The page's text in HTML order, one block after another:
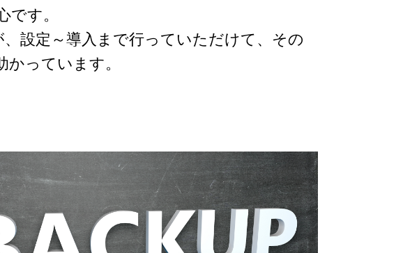
す。
設定～導入まで行っていただけて、その
っています。